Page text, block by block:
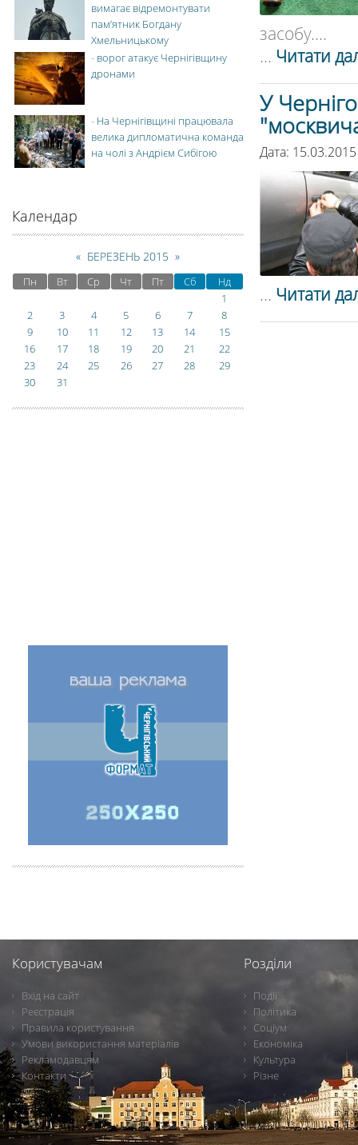
засобу....
... Читати
У
Дата:
... Читати
вимагає відремонтувати
пам’ятник Богдану
Хмельницькому
- ворог атакує Чернігівщину
дронами
- На Чернігівщині працювала
велика дипломатична команда
на чолі з Андрієм Сибігою
Календар
« БЕРЕЗЕНЬ 2015 »
Пн Вт Ср Чт Пт Сб
Нд
1
2
3 4 5 6 7
8
9
10 11 12 13 14
15
16
17 18 19 20 21
22
23
24 25 26 27 28
29
30
31
Користувачам
Вхід на сайт
Реєстрація
Правила користування
Умови використання матеріалів
Рекламодавцям
Контакти
Розділи
Події
Політика
Соціум
Економіка
Культура
Різне